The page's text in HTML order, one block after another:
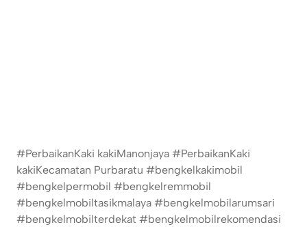
#PerbaikanKaki kakiManonjaya #PerbaikanKaki
kakiKecamatan Purbaratu #bengkelkakimobil
#bengkelpermobil #bengkelremmobil
#bengkelmobiltasikmalaya #bengkelmobilarumsari
#bengkelmobilterdekat #bengkelmobilrekomendasi